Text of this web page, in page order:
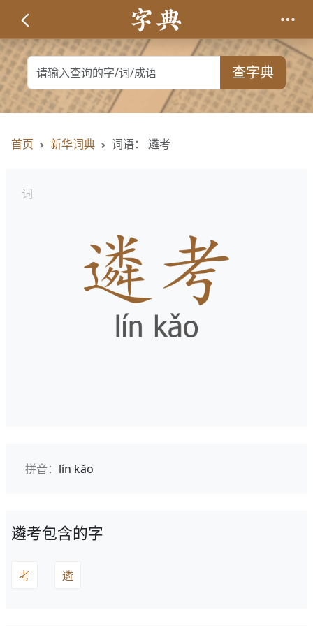
查字典
首页 新华词典 词语： 遴考
词
拼音： lín kǎo
遴考包含的字
考 遴